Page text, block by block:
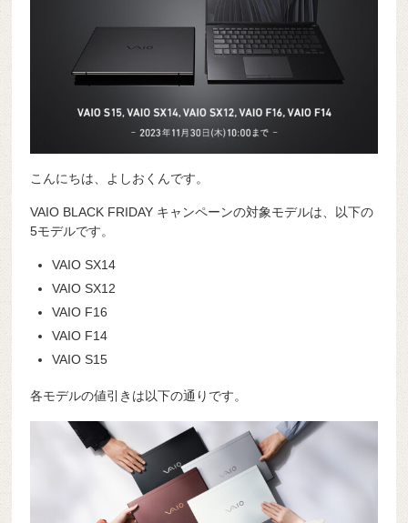
こんにちは、よしおくんです。
VAIO BLACK FRIDAY キャンペーンの対象モデルは、以下の
5モデルです。
VAIO SX14
VAIO SX12
VAIO F16
VAIO F14
VAIO S15
各モデルの値引きは以下の通りです。